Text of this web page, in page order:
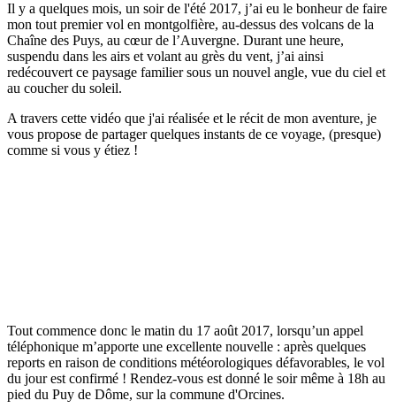
Il y a quelques mois, un soir de l'été 2017, j’ai eu le bonheur de faire
mon tout premier vol en montgolfière, au-dessus des volcans de la
Chaîne des Puys, au cœur de l’Auvergne. Durant une heure,
suspendu dans les airs et volant au grès du vent, j’ai ainsi
redécouvert ce paysage familier sous un nouvel angle, vue du ciel et
au coucher du soleil.
A travers cette vidéo que j'ai réalisée et le récit de mon aventure, je
vous propose de partager quelques instants de ce voyage, (presque)
comme si vous y étiez !
Tout commence donc le matin du 17 août 2017, lorsqu’un appel
téléphonique m’apporte une excellente nouvelle : après quelques
reports en raison de conditions météorologiques défavorables, le vol
du jour est confirmé ! Rendez-vous est donné le soir même à 18h au
pied du Puy de Dôme, sur la commune d'Orcines.